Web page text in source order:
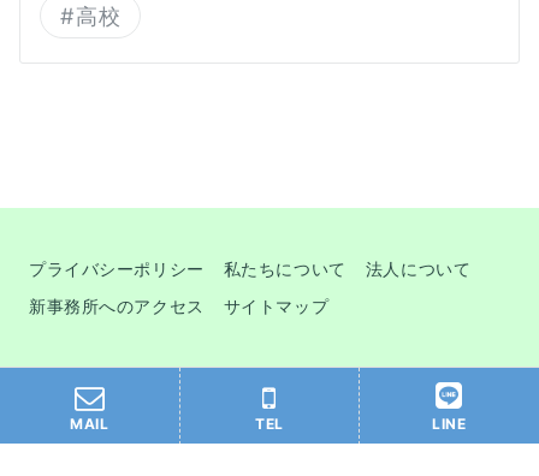
高校
プライバシーポリシー 私たちについて
法人について
新事務所へのアクセス
サイトマップ
© 2026Ｐメンター
MAIL TEL LINE